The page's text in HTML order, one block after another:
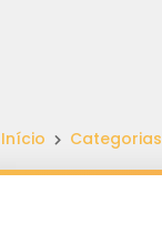
Início Categorias